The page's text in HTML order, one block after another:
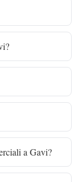
a Gavi?